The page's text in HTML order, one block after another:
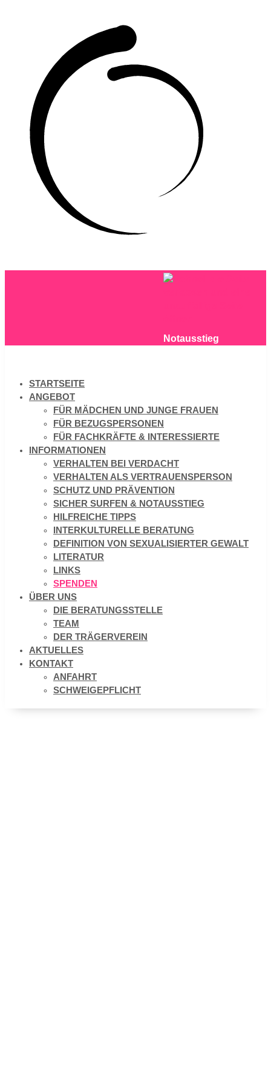
Notausstieg
STARTSEITE
ANGEBOT
FÜR MÄDCHEN UND JUNGE FRAUEN
FÜR BEZUGSPERSONEN
FÜR FACHKRÄFTE & INTERESSIERTE
INFORMATIONEN
VERHALTEN BEI VERDACHT
VERHALTEN ALS VERTRAUENSPERSON
SCHUTZ UND PRÄVENTION
SICHER SURFEN & NOTAUSSTIEG
HILFREICHE TIPPS
INTERKULTURELLE BERATUNG
DEFINITION VON SEXUALISIERTER GEWALT
LITERATUR
LINKS
SPENDEN
ÜBER UNS
DIE BERATUNGSSTELLE
TEAM
DER TRÄGERVEREIN
AKTUELLES
KONTAKT
ANFAHRT
SCHWEIGEPFLICHT